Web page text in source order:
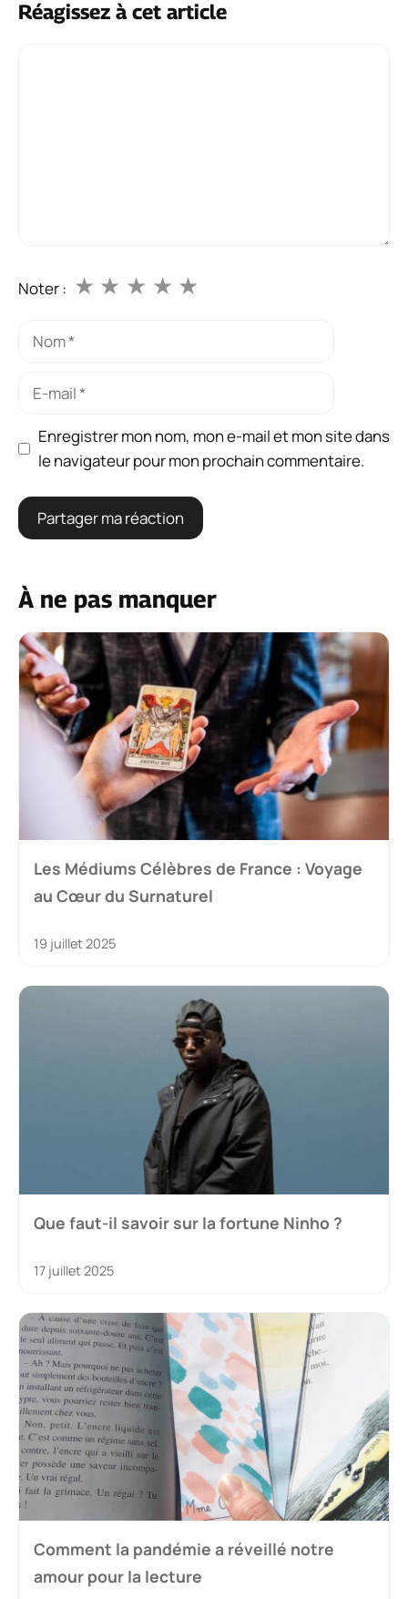
Réagissez à cet article
Noter : ★
★
★
★
★
Nom
Enregistrer mon nom, mon e-mail et mon site dans
le navigateur pour mon prochain commentaire.
À ne pas manquer
Les Médiums Célèbres de France : Voyage
au Cœur du Surnaturel
19 juillet 2025
Que faut-il savoir sur la fortune Ninho ?
17 juillet 2025
Comment la pandémie a réveillé notre
amour pour la lecture